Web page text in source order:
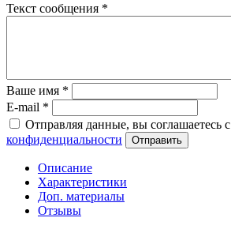
Текст сообщения *
Ваше имя *
E-mail *
Отправляя данные, вы соглашаетесь с
конфиденциальности
Отправить
Описание
Характеристики
Доп. материалы
Отзывы